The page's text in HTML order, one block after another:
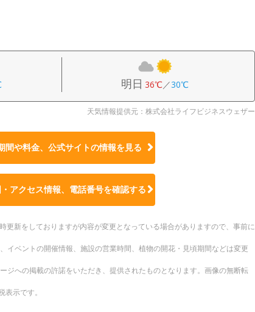
明日 36℃／30℃
天気情報提供元：株式会社ライフビジネスウェザー
間や料金、公式サイトの情報を見る
アクセス情報、電話番号を確認する
新をしておりますが内容が変更となっている場合がありますので、事前に
イベントの開催情報、施設の営業時間、植物の開花・見頃期間などは変更
ジへの掲載の許諾をいただき、提供されたものとなります。画像の無断転
示です。